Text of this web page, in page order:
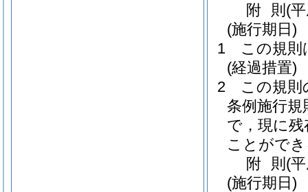
附 則 (
(施行期日)
1
この規則
(経過措置)
2
この規則
条例施行規
で，現に
ことがで
附 則 (
(施行期日)